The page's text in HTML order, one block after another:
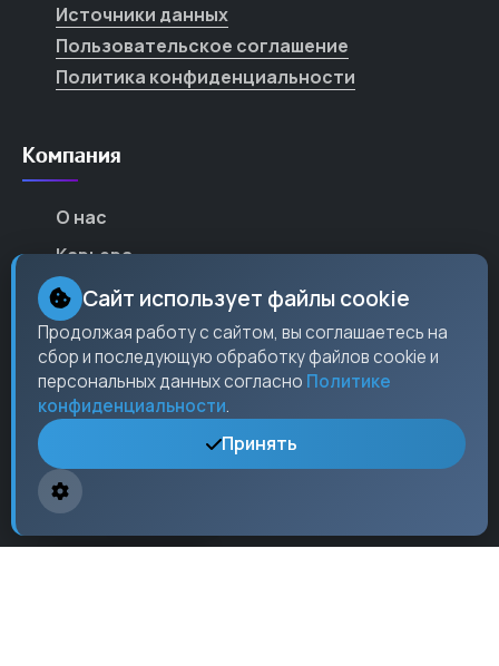
Источники данных
Пользовательское соглашение
Политика конфиденциальности
Компания
О нас
Карьера
Партнеры
Контакты
Пресс-центр
Контакты
Москва,
+7 (495) 123-45-67
Сайт использует файлы cookie
Продолжая работу с сайтом, вы соглашаетесь на
сбор и последующую обработку файлов cookie и
персональных данных согласно Политике
конфиденциальности.
Принять